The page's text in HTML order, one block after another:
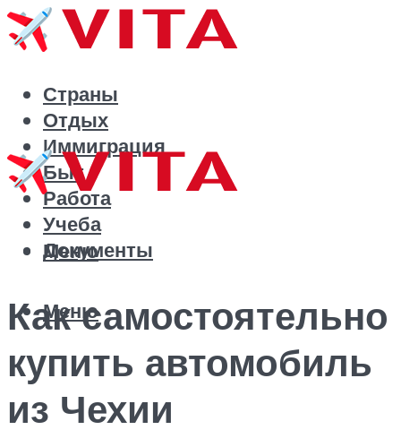
Страны
Отдых
Иммиграция
Быт
Работа
Учеба
Документы
Меню
Меню
Как самостоятельно
купить автомобиль
из Чехии